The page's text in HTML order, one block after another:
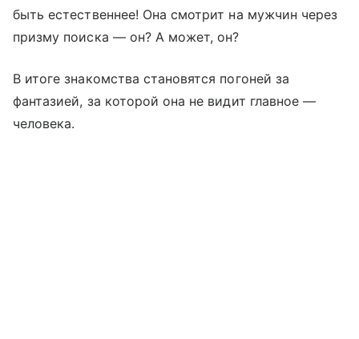
быть естественнее! Она смотрит на мужчин через
призму поиска — он? А может, он?
В итоге знакомства становятся погоней за
фантазией, за которой она не видит главное —
человека.